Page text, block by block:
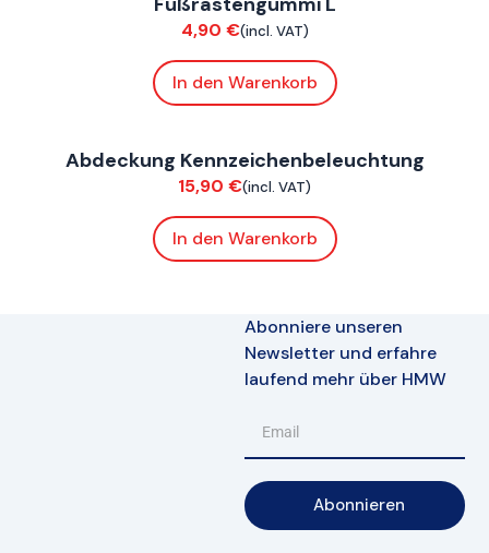
4,90 €(incl. VAT)
In den Warenkorb
Verkleidung
Abdeckung Kennzeichenbeleuchtung
15,90 €(incl. VAT)
In den Warenkorb
Abonniere unseren
Newsletter und erfahre
laufend mehr über HMW
Abonnieren